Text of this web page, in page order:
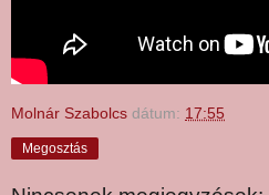
Molnár Szabolcs dátum: 17:55
Megosztás